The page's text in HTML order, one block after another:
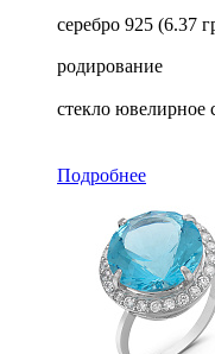
серебро 925 (6.37
родирование
стекло ювелирное
Подробнее